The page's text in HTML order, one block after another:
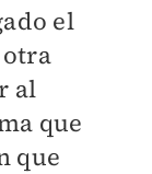
el
al
que
que